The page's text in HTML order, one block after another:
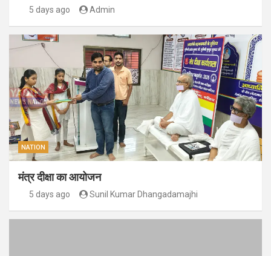
5 days ago Admin
NATION
मंत्र दीक्षा का आयोजन
5 days ago Sunil Kumar Dhangadamajhi